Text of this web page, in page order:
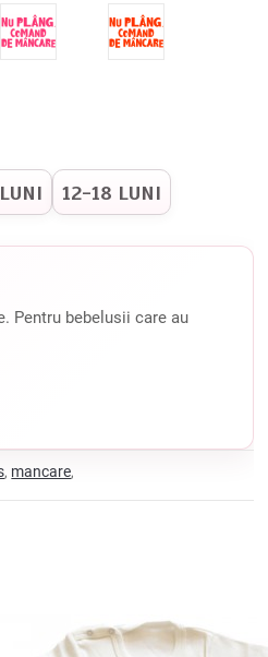
12-18 LUNI
Pentru bebelusii care au
, mancare,